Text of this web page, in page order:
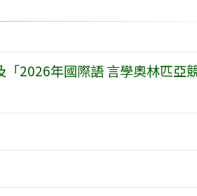
2026年國際語 言學奧林匹亞